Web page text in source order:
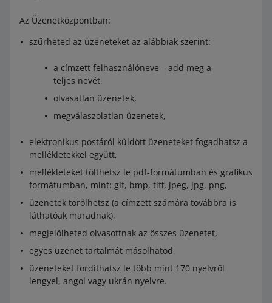
Az Üzenetközpontban:
szűrheted az üzeneteket az alábbiak szerint:
a címzett felhasználóneve – add meg a
teljes nevét,
olvasatlan üzenetek,
megválaszolatlan üzenetek,
elektronikus postáról küldött üzeneteket fogadhatsz a
mellékletekkel együtt,
mellékleteket tölthetsz le pdf-formátumban és grafikus
formátumban, mint: gif, bmp, tiff, jpeg, jpg, png,
üzenetek törölhetsz (a címzett számára továbbra is
láthatóak maradnak),
megjelölheted olvasottnak az összes üzenetet,
egyes üzenet tartalmát másolhatod,
üzeneteket fordíthatsz le több mint 170 nyelvről
lengyel, angol vagy ukrán nyelvre.